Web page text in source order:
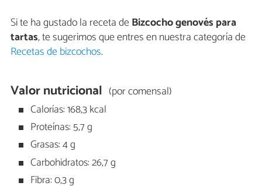
Si te ha gustado la receta deBizcocho genovés para
tartas, te sugerimos que entres en nuestra categoría de
Recetas de bizcochos.
Valor nutricional (por comensal)
Calorías: 168,3 kcal
Proteínas: 5,7 g
Grasas: 4 g
Carbohidratos: 26,7 g
Fibra: 0,3 g